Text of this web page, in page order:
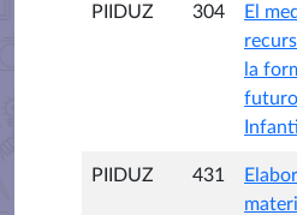
PIIDUZ 304
El
la
Infantil
PIIDUZ 431